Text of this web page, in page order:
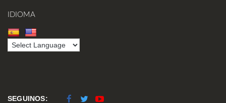
IDIOMA
SEGUINOS: